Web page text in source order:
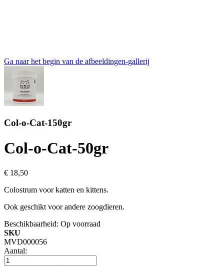
Ga naar het begin van de afbeeldingen-gallerij
Col-o-Cat-150gr
Col-o-Cat-50gr
€ 18,50
Colostrum voor katten en kittens.
Ook geschikt voor andere zoogdieren.
Beschikbaarheid: Op voorraad
SKU
MVD000056
Aantal: